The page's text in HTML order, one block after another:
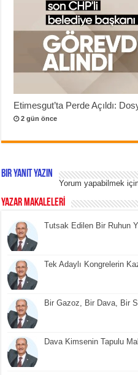
Etimesgut’ta Perde Açıldı:
2 gün önce
Bir yanıt yazın
Yorum yapabilmek
YAZAR MAKALELERİ
Tutsak Edilen Bir Ruhun
Tek Adaylı Kongrelerin
Bir Gazoz, Bir Dava, Bir
Dava Kimsenin Tapulu